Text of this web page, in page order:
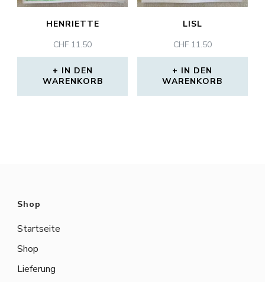
HENRIETTE
CHF 11.50
IN DEN
WARENKORB
LISL
CHF11.50
IN DEN
WARENKORB
Shop
Startseite
Shop
Lieferung